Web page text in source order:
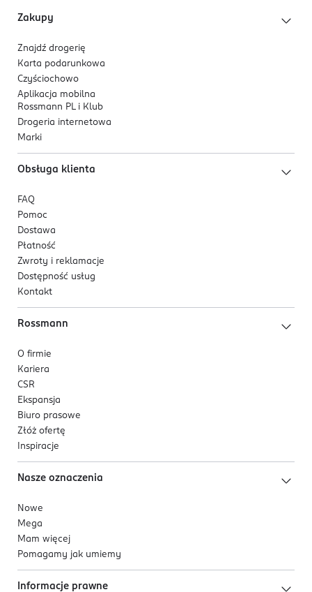
odpowiedniej ilości pasty.
dłoni dziecka.
Pasta z dodatkiem fluoru.
Dla kogo jest ten produkt?
Dla dzieci w wieku 0–3 lat wymagających delikatnego
oczyszczania pierwszych zębów mlecznych.
Zakupy
Znajdź drogerię
Karta podarunkowa
Czyściochowo
Aplikacja mobilna
Rossmann PL i Klub
Drogeria internetowa
Marki
Obsługa klienta
FAQ
Pomoc
Dostawa
Płatność
Zwroty i reklamacje
Dostępność usług
Kontakt
Rossmann
O firmie
Kariera
CSR
Ekspansja
Biuro prasowe
Złóż ofertę
Inspiracje
Nasze oznaczenia
Nowe
Mega
Mam więcej
Pomagamy jak umiemy
Informacje prawne